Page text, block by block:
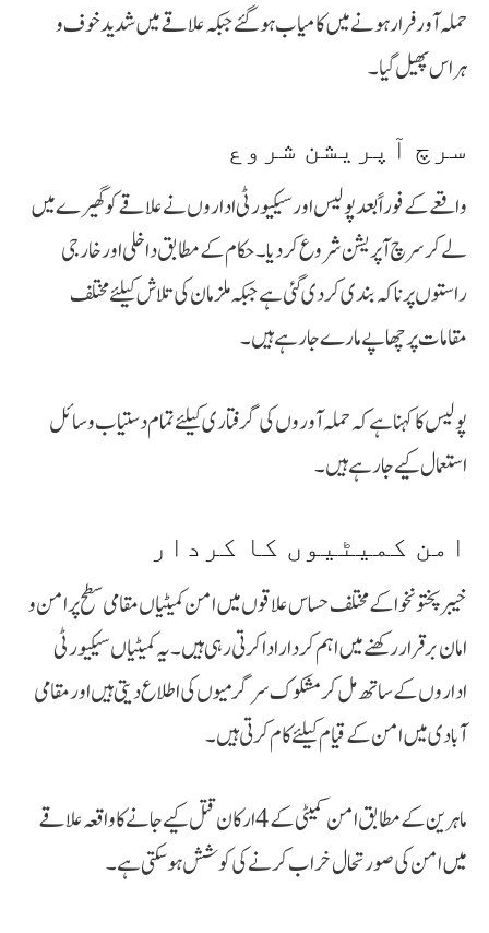
حملہ آور فرار ہونے میں کامیاب ہو گئے جبکہ علاقے میں شدید خوف و
ہراس پھیل گیا۔
سرچ آپریشن شروع
واقعے کے فوراً بعد پولیس اور سیکیورٹی اداروں نے علاقے کو گھیرے میں
لے کر سرچ آپریشن شروع کر دیا۔ حکام کے مطابق داخلی اور خارجی
راستوں پر ناکہ بندی کر دی گئی ہے جبکہ ملزمان کی تلاش کیلئے مختلف
مقامات پر چھاپے مارے جا رہے ہیں۔
پولیس کا کہنا ہے کہ حملہ آوروں کی گرفتاری کیلئے تمام دستیاب وسائل
استعمال کیے جا رہے ہیں۔
امن کمیٹیوں کا کردار
خیبرپختونخوا کے مختلف حساس علاقوں میں امن کمیٹیاں مقامی سطح پر امن و
امان برقرار رکھنے میں اہم کردار ادا کرتی رہی ہیں۔ یہ کمیٹیاں سیکیورٹی
اداروں کے ساتھ مل کر مشکوک سرگرمیوں کی اطلاع دیتی ہیں اور مقامی
آبادی میں امن کے قیام کیلئے کام کرتی ہیں۔
ماہرین کے مطابق امن کمیٹی کے 4 ارکان قتل کیے جانے کا واقعہ علاقے
میں امن کی صورتحال خراب کرنے کی کوشش ہو سکتی ہے۔